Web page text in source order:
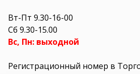
Вт-Пт 9.30-16-00
Сб 9.30-15.00
Вс, Пн: выходной
Регистрационный номер в